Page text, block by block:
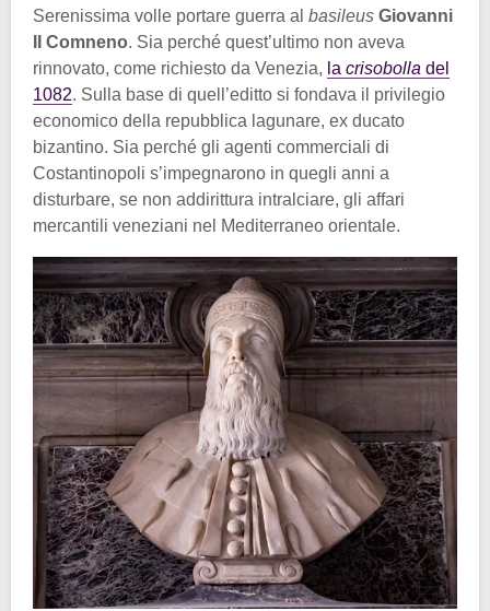
Serenissima volle portare guerra al basileus Giovanni
II Comneno. Sia perché quest’ultimo non aveva
rinnovato, come richiesto da Venezia, la crisobolla del
1082. Sulla base di quell’editto si fondava il privilegio
economico della repubblica lagunare, ex ducato
bizantino. Sia perché gli agenti commerciali di
Costantinopoli s’impegnarono in quegli anni a
disturbare, se non addirittura intralciare, gli affari
mercantili veneziani nel Mediterraneo orientale.